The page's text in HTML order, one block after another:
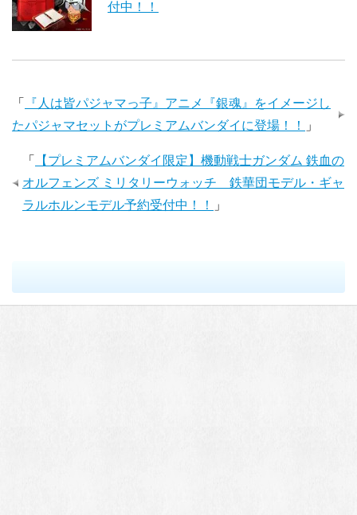
付中！！
「
『人は皆パジャマっ子』アニメ『銀魂』をイメージし
たパジャマセットがプレミアムバンダイに登場！！
」
「
【プレミアムバンダイ限定】機動戦士ガンダム 鉄血の
オルフェンズ ミリタリーウォッチ 鉄華団モデル・ギャ
ラルホルンモデル予約受付中！！
」